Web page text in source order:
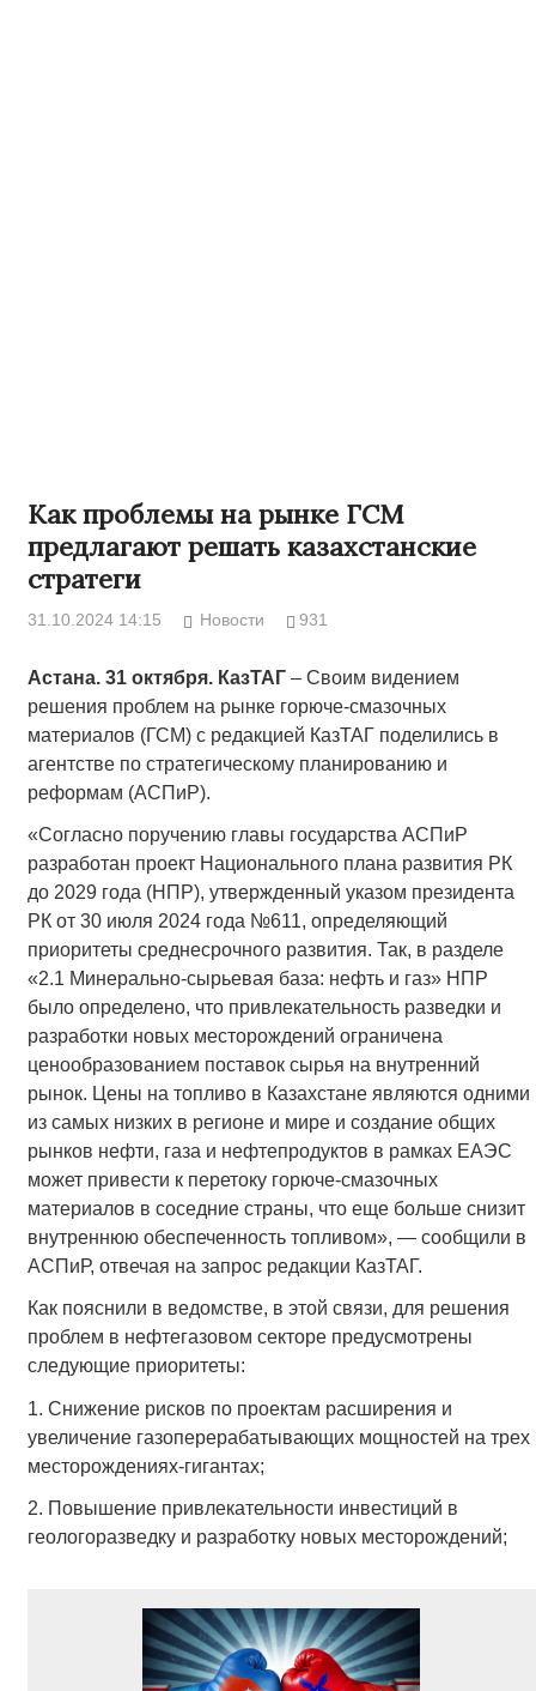
Как проблемы на рынке ГСМ
предлагают решать казахстанские
стратеги
31.10.2024 14:15 Новости 931
Астана. 31 октября. КазТАГ – Своим видением
решения проблем на рынке горюче-смазочных
материалов (ГСМ) с редакцией КазТАГ поделились в
агентстве по стратегическому планированию и
реформам (АСПиР).
«Согласно поручению главы государства АСПиР
разработан проект Национального плана развития РК
до 2029 года (НПР), утвержденный указом президента
РК от 30 июля 2024 года №611, определяющий
приоритеты среднесрочного развития. Так, в разделе
«2.1 Минерально-сырьевая база: нефть и газ» НПР
было определено, что привлекательность разведки и
разработки новых месторождений ограничена
ценообразованием поставок сырья на внутренний
рынок. Цены на топливо в Казахстане являются одними
из самых низких в регионе и мире и создание общих
рынков нефти, газа и нефтепродуктов в рамках ЕАЭС
может привести к перетоку горюче-смазочных
материалов в соседние страны, что еще больше снизит
внутреннюю обеспеченность топливом», — сообщили в
АСПиР, отвечая на запрос редакции КазТАГ.
Как пояснили в ведомстве, в этой связи, для решения
проблем в нефтегазовом секторе предусмотрены
следующие приоритеты:
1. Снижение рисков по проектам расширения и
увеличение газоперерабатывающих мощностей на трех
месторождениях-гигантах;
2. Повышение привлекательности инвестиций в
геологоразведку и разработку новых месторождений;